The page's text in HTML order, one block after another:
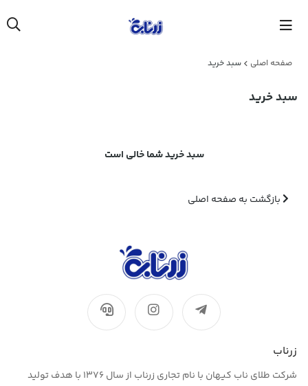
صفحه اصلی سبد خرید
سبد خرید
سبد خرید شما خالی است
بازگشت به صفحه اصلی
زرناب
شرکت طلای ناب کیهان با نام تجاری زرناب از سال ۱۳۷۶ با هدف تولید